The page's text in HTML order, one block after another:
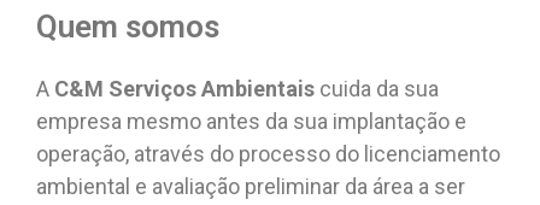
Quem somos
A C&M Serviços Ambientais cuida da sua
empresa mesmo antes da sua implantação e
operação, através do processo do licenciamento
ambiental e avaliação preliminar da área a ser